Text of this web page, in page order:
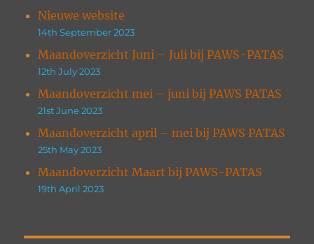
Nieuwe website
14th September 2023
Maandoverzicht Juni – Juli bij PAWS-PATAS
12th July 2023
Maandoverzicht mei – juni bij PAWS PATAS
21st June 2023
Maandoverzicht april – mei bij PAWS PATAS
25th May 2023
Maandoverzicht Maart bij PAWS-PATAS
19th April 2023